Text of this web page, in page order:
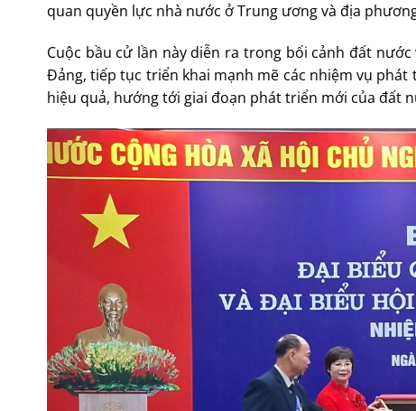
quan quyền lực nhà nước ở Trung ương và địa
Cuộc bầu cử lần này diễn ra trong bối cảnh đất
Đảng, tiếp tục triển khai mạnh mẽ các nhiệm vụ
hiệu quả, hướng tới giai đoạn phát triển mới của đất